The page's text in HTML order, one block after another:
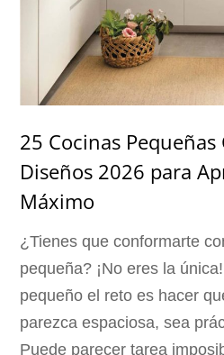
25 Cocinas Pequeñas
Diseños 2026 para
Máximo
¿Tienes que conformarte
pequeña? ¡No eres la
pequeño el reto es hacer
parezca espaciosa, sea
Puede parecer tarea